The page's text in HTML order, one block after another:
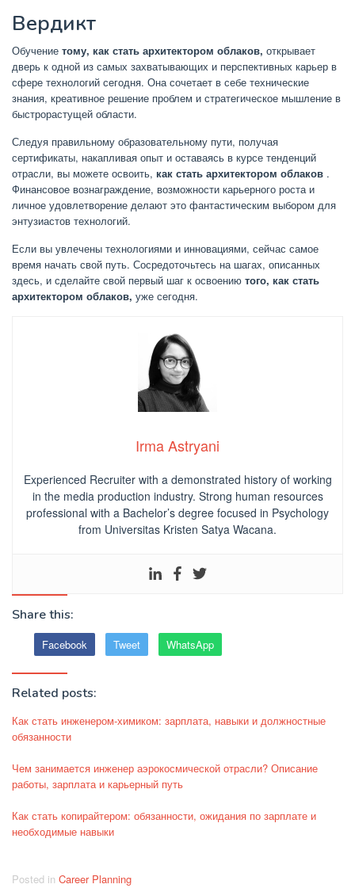
Вердикт
Обучение тому, как стать архитектором облаков, открывает
дверь к одной из самых захватывающих и перспективных карьер в
сфере технологий сегодня. Она сочетает в себе технические
знания, креативное решение проблем и стратегическое мышление в
быстрорастущей области.
Следуя правильному образовательному пути, получая
сертификаты, накапливая опыт и оставаясь в курсе тенденций
отрасли, вы можете освоить, как стать архитектором облаков .
Финансовое вознаграждение, возможности карьерного роста и
личное удовлетворение делают это фантастическим выбором для
энтузиастов технологий.
Если вы увлечены технологиями и инновациями, сейчас самое
время начать свой путь. Сосредоточьтесь на шагах, описанных
здесь, и сделайте свой первый шаг к освоению того, как стать
архитектором облаков, уже сегодня.
Irma Astryani
Experienced Recruiter with a demonstrated history of working
in the media production industry. Strong human resources
professional with a Bachelor’s degree focused in Psychology
from Universitas Kristen Satya Wacana.
Share this:
Facebook Tweet WhatsApp
Related posts:
Как стать инженером-химиком: зарплата, навыки и должностные
обязанности
Чем занимается инженер аэрокосмической отрасли? Описание
работы, зарплата и карьерный путь
Как стать копирайтером: обязанности, ожидания по зарплате и
необходимые навыки
Posted in Career Planning